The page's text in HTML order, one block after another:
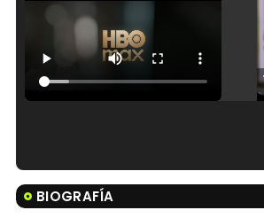
BIOGRAFÍA